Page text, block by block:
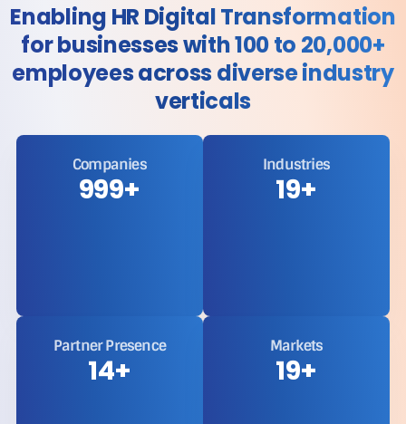
Enabling HR Digital Transformation
for businesses with 100 to 20,000+
employees across diverse industry
verticals
Companies
1,000+
Industries
20+
Partner Presence
15+
Markets
20+